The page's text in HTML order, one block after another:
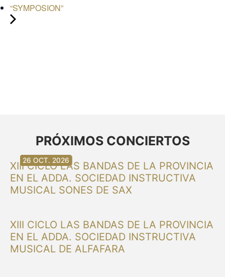
“SYMPOSION”
PRÓXIMOS CONCIERTOS
XIII CICLO LAS BANDAS DE LA PROVINCIA
EN EL ADDA. SOCIEDAD INSTRUCTIVA
MUSICAL SONES DE SAX
30 AG. 2026
XIII CICLO LAS BANDAS DE LA PROVINCIA
EN EL ADDA. SOCIEDAD INSTRUCTIVA
MUSICAL DE ALFAFARA
30 AG. 2026
13 SET. 2026
20 SET. 2026
20 SET. 2026
26 SET. 2026
03 OCT. 2026
16 OCT. 2026
26 OCT. 2026